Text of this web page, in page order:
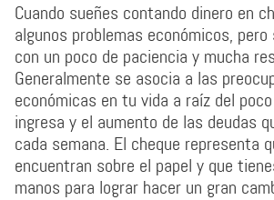
Cuando sueñes contando dinero en
algunos problemas económicos,
con un poco de paciencia y mucha
Generalmente se asocia a las
económicas en tu vida a raíz del
ingresa y el aumento de las deudas
cada semana. El cheque representa
encuentran sobre el papel y que
manos para lograr hacer un gran